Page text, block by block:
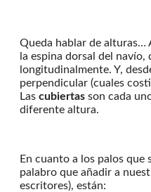
Queda hablar de alturas…
la espina dorsal del navío,
longitudinalmente. Y,
perpendicular (cuales
Las cubiertas son cada
diferente altura.
En cuanto a los palos que
palabro que añadir a
escritores), están: